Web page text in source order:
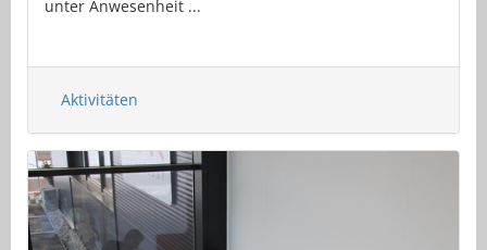
unter Anwesenheit ...
Aktivitäten